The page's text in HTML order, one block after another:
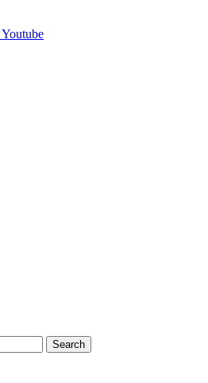
Youtube
Search